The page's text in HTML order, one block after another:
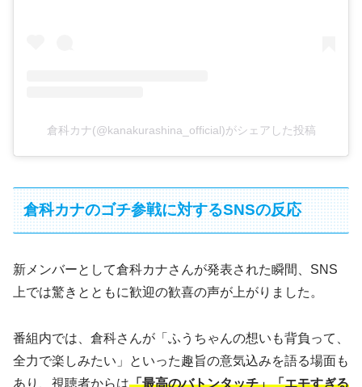
倉科カナ(@kanakurashina_official)がシェアした投稿
倉科カナのゴチ参戦に対するSNSの反応
新メンバーとして倉科カナさんが発表された瞬間、SNS
上では驚きとともに歓迎の歓喜の声が上がりました。
番組内では、倉科さんが「ふうちゃんの想いも背負って、
全力で楽しみたい」といった趣旨の意気込みを語る場面も
あり、視聴者からは「最高のバトンタッチ」「エモすぎる